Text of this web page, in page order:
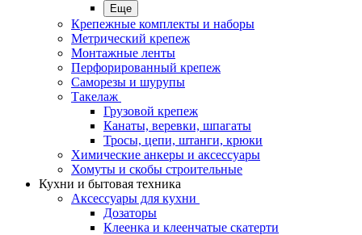
Еще
Крепежные комплекты и наборы
Метрический крепеж
Монтажные ленты
Перфорированный крепеж
Саморезы и шурупы
Такелаж
Грузовой крепеж
Канаты, веревки, шпагаты
Тросы, цепи, штанги, крюки
Химические анкеры и аксессуары
Хомуты и скобы строительные
Кухни и бытовая техника
Аксессуары для кухни
Дозаторы
Клеенка и клеенчатые скатерти